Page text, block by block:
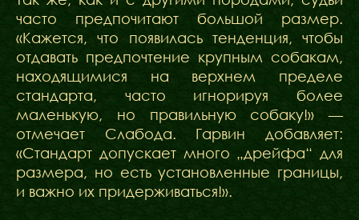
часто предпочитают большой размер.
«Кажется, что появилась тенденция, чтобы
отдавать предпочтение крупным собакам,
находящимися на верхнем пределе
стандарта, часто игнорируя более
маленькую, но правильную собаку!» —
отмечает Слабода. Гарвин добавляет:
«Стандарт допускает много „дрейфа“ для
размера, но есть установленные границы,
и важно их придерживаться!».